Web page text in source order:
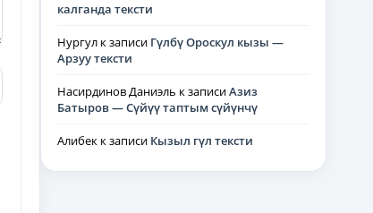
калганда тексти
Нургул к записи Гүлбү Ороскул кызы —
Арзуу тексти
Насирдинов Даниэль к записиАзиз
Батыров — Сүйүү таптым сүйүнчү
Алибек к записи Кызыл гүл тексти